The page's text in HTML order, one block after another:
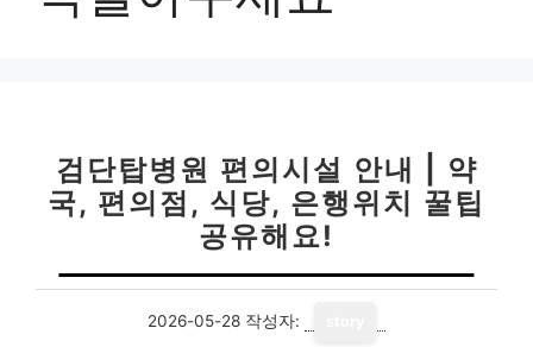
검단탑병원 편의시설 안내 | 약
국, 편의점, 식당, 은행위치 꿀팁
공유해요!
2026-05-28 작성자: